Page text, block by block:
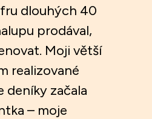
dlouhých 40
prodával,
Moji větší
realizované
deníky začala
– moje